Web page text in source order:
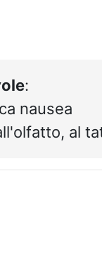
:
nausea
al